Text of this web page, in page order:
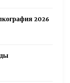
2026